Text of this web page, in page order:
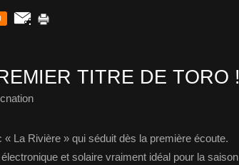
TITRE DE TORO !
La Rivière » qui séduit dès la première écoute.
et solaire vraiment idéal pour la saison